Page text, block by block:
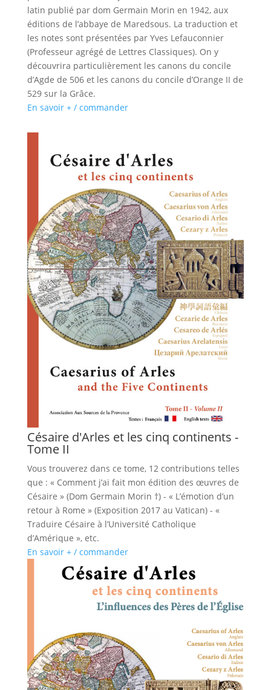
latin publié par dom Germain Morin en 1942, aux
éditions de l’abbaye de Maredsous. La traduction et
les notes sont présentées par Yves Lefauconnier
(Professeur agrégé de Lettres Classiques). On y
découvrira particulièrement les canons du concile
d’Agde de 506 et les canons du concile d’Orange II de
529 sur la Grâce.
En savoir + / commander
Césaire d'Arles et les cinq continents -
Tome II
Vous trouverez dans ce tome, 12 contributions telles
que : « Comment j’ai fait mon édition des œuvres de
Césaire » (Dom Germain Morin †) - « L’émotion d’un
retour à Rome » (Exposition 2017 au Vatican) - «
Traduire Césaire à l’Université Catholique
d’Amérique », etc.
En savoir + / commander